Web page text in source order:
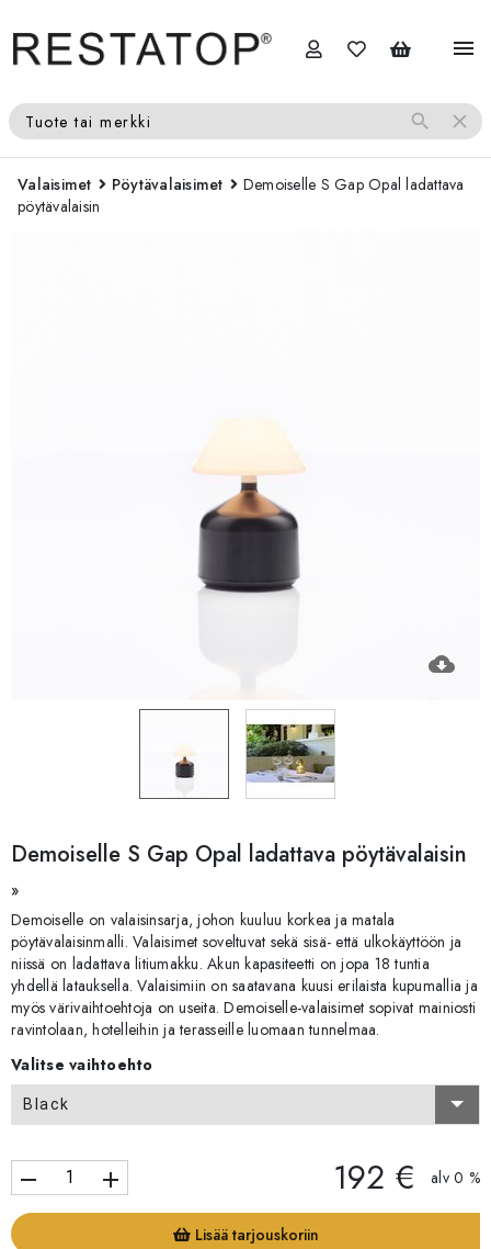
menu
Tuote tai merkki search close
Valaisimet Pöytävalaisimet
Demoiselle S Gap Opal ladattava
pöytävalaisin
cloud_download
Demoiselle S Gap Opal ladattava pöytävalaisin
»
Demoiselle on valaisinsarja, johon kuuluu korkea ja matala
pöytävalaisinmalli. Valaisimet soveltuvat sekä sisä- että ulkokäyttöön ja
niissä on ladattava litiumakku. Akun kapasiteetti on jopa 18 tuntia
yhdellä latauksella. Valaisimiin on saatavana kuusi erilaista kupumallia ja
myös värivaihtoehtoja on useita. Demoiselle-valaisimet sopivat mainiosti
ravintolaan, hotelleihin ja terasseille luomaan tunnelmaa.
Valitse vaihtoehto
Black
remove add 192 € alv 0 %
Lisää tarjouskoriin